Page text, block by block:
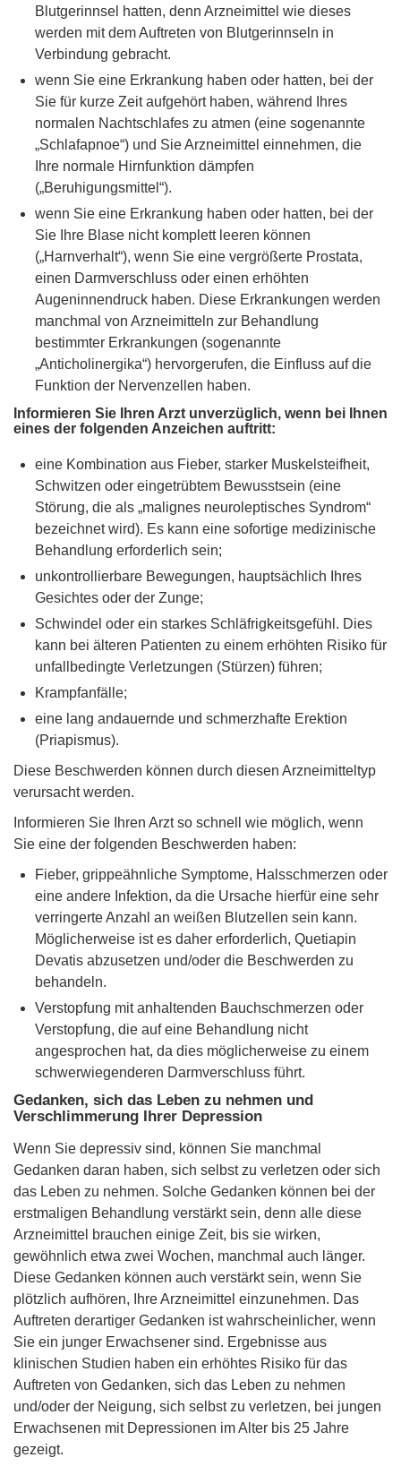
Blutgerinnsel hatten, denn Arzneimittel wie dieses
werden mit dem Auftreten von Blutgerinnseln in
Verbindung gebracht.
wenn Sie eine Erkrankung haben oder hatten, bei der
Sie für kurze Zeit aufgehört haben, während Ihres
normalen Nachtschlafes zu atmen (eine sogenannte
„Schlafapnoe“) und Sie Arzneimittel einnehmen, die
Ihre normale Hirnfunktion dämpfen
(„Beruhigungsmittel“).
wenn Sie eine Erkrankung haben oder hatten, bei der
Sie Ihre Blase nicht komplett leeren können
(„Harnverhalt“), wenn Sie eine vergrößerte Prostata,
einen Darmverschluss oder einen erhöhten
Augeninnendruck haben. Diese Erkrankungen werden
manchmal von Arzneimitteln zur Behandlung
bestimmter Erkrankungen (sogenannte
„Anticholinergika“) hervorgerufen, die Einfluss auf die
Funktion der Nervenzellen haben.
Informieren Sie Ihren Arzt unverzüglich, wenn bei Ihnen
eines der folgenden Anzeichen auftritt:
eine Kombination aus Fieber, starker Muskelsteifheit,
Schwitzen oder eingetrübtem Bewusstsein (eine
Störung, die als „malignes neuroleptisches Syndrom“
bezeichnet wird). Es kann eine sofortige medizinische
Behandlung erforderlich sein;
unkontrollierbare Bewegungen, hauptsächlich Ihres
Gesichtes oder der Zunge;
Schwindel oder ein starkes Schläfrigkeitsgefühl. Dies
kann bei älteren Patienten zu einem erhöhten Risiko für
unfallbedingte Verletzungen (Stürzen) führen;
Krampfanfälle;
eine lang andauernde und schmerzhafte Erektion
(Priapismus).
Diese Beschwerden können durch diesen Arzneimitteltyp
verursacht werden.
Informieren Sie Ihren Arzt so schnell wie möglich, wenn
Sie eine der folgenden Beschwerden haben:
Fieber, grippeähnliche Symptome, Halsschmerzen oder
eine andere Infektion, da die Ursache hierfür eine sehr
verringerte Anzahl an weißen Blutzellen sein kann.
Möglicherweise ist es daher erforderlich, Quetiapin
Devatis abzusetzen und/oder die Beschwerden zu
behandeln.
Verstopfung mit anhaltenden Bauchschmerzen oder
Verstopfung, die auf eine Behandlung nicht
angesprochen hat, da dies möglicherweise zu einem
schwerwiegenderen Darmverschluss führt.
Gedanken, sich das Leben zu nehmen und
Verschlimmerung Ihrer Depression
Wenn Sie depressiv sind, können Sie manchmal
Gedanken daran haben, sich selbst zu verletzen oder sich
das Leben zu nehmen. Solche Gedanken können bei der
erstmaligen Behandlung verstärkt sein, denn alle diese
Arzneimittel brauchen einige Zeit, bis sie wirken,
gewöhnlich etwa zwei Wochen, manchmal auch länger.
Diese Gedanken können auch verstärkt sein, wenn Sie
plötzlich aufhören, Ihre Arzneimittel einzunehmen. Das
Auftreten derartiger Gedanken ist wahrscheinlicher, wenn
Sie ein junger Erwachsener sind. Ergebnisse aus
klinischen Studien haben ein erhöhtes Risiko für das
Auftreten von Gedanken, sich das Leben zu nehmen
und/oder der Neigung, sich selbst zu verletzen, bei jungen
Erwachsenen mit Depressionen im Alter bis 25 Jahre
gezeigt.